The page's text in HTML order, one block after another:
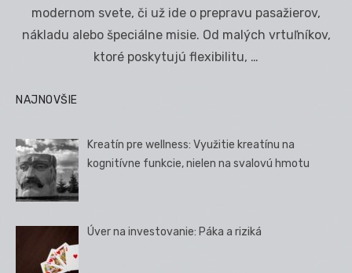
modernom svete, či už ide o prepravu pasažierov,
nákladu alebo špeciálne misie. Od malých vrtuľníkov,
ktoré poskytujú flexibilitu, …
NAJNOVŠIE
Kreatín pre wellness: Využitie kreatínu na
kognitívne funkcie, nielen na svalovú hmotu
Úver na investovanie: Páka a riziká